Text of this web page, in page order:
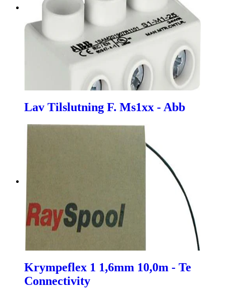
Lav Tilslutning F. Ms1xx - Abb
Krympeflex 1 1,6mm 10,0m - Te
Connectivity